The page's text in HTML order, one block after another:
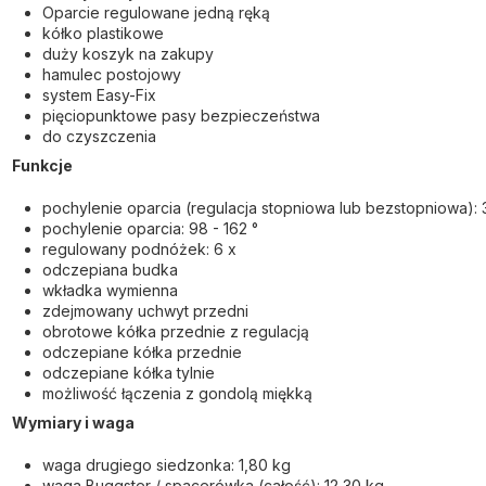
Oparcie regulowane jedną ręką
kółko plastikowe
duży koszyk na zakupy
hamulec postojowy
system Easy-Fix
pięciopunktowe pasy bezpieczeństwa
do czyszczenia
Funkcje
pochylenie oparcia (regulacja stopniowa lub bezstopniowa):
pochylenie oparcia: 98 - 162 °
regulowany podnóżek: 6 x
odczepiana budka
wkładka wymienna
zdejmowany uchwyt przedni
obrotowe kółka przednie z regulacją
odczepiane kółka przednie
odczepiane kółka tylnie
możliwość łączenia z gondolą miękką
Wymiary i waga
waga drugiego siedzonka: 1,80 kg